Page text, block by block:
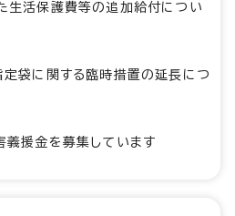
生活保護費等の追加給付につい
定袋に関する臨時措置の延長につ
援金を募集しています